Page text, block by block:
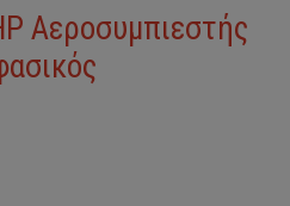
Αεροσυμπιεστής